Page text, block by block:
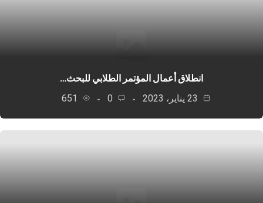
انطلاق أعمال المؤتمر الطلابي للبحث…
0
651